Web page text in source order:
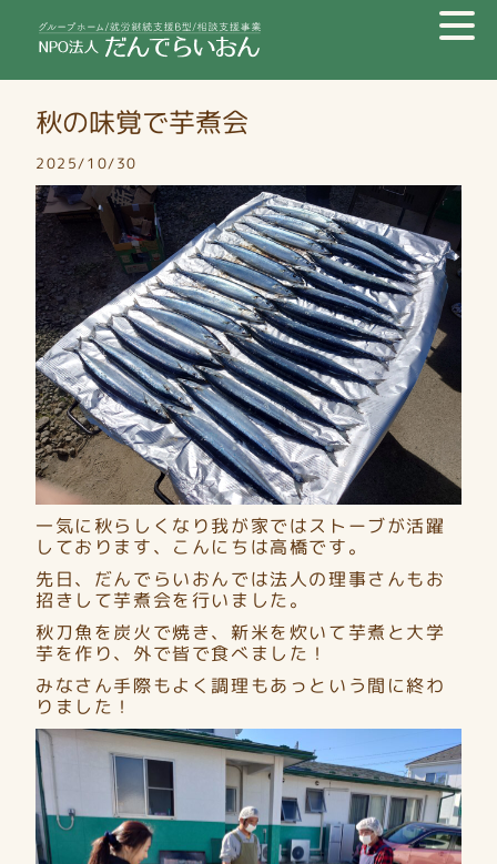
秋の味覚で芋煮会
2025/10/30
一気に秋らしくなり我が家ではストーブが活躍
しております、こんにちは高橋です。
先日、だんでらいおんでは法人の理事さんもお
招きして芋煮会を行いました。
秋刀魚を炭火で焼き、新米を炊いて芋煮と大学
芋を作り、外で皆で食べました！
みなさん手際もよく調理もあっという間に終わ
りました！